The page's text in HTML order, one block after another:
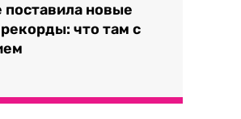
новые
что там с